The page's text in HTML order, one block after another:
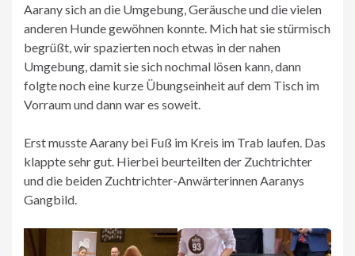
Aarany sich an die Umgebung, Geräusche und die vielen
anderen Hunde gewöhnen konnte. Mich hat sie stürmisch
begrüßt, wir spazierten noch etwas in der nahen
Umgebung, damit sie sich nochmal lösen kann, dann
folgte noch eine kurze Übungseinheit auf dem Tisch im
Vorraum und dann war es soweit.
Erst musste Aarany bei Fuß im Kreis im Trab laufen. Das
klappte sehr gut. Hierbei beurteilten der Zuchtrichter
und die beiden Zuchtrichter-Anwärterinnen Aaranys
Gangbild.